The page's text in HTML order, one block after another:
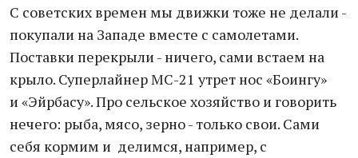
С советских времен мы движки тоже не делали -
покупали на Западе вместе с самолетами.
Поставки перекрыли - ничего, сами встаем на
крыло. Суперлайнер МС-21 утрет нос «Боингу»
и «Эйрбасу». Про сельское хозяйство и говорить
нечего: рыба, мясо, зерно - только свои. Сами
себя кормим и делимся, например, с